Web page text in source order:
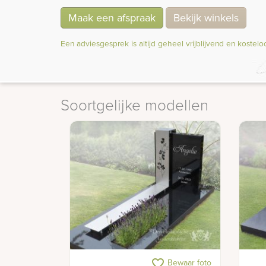
Maak een afspraak Bekijk winkels
Een adviesgesprek is altijd geheel vrijblijvend en
Soortgelijke modellen
Grafmonument met RVS band en
Bewaar foto